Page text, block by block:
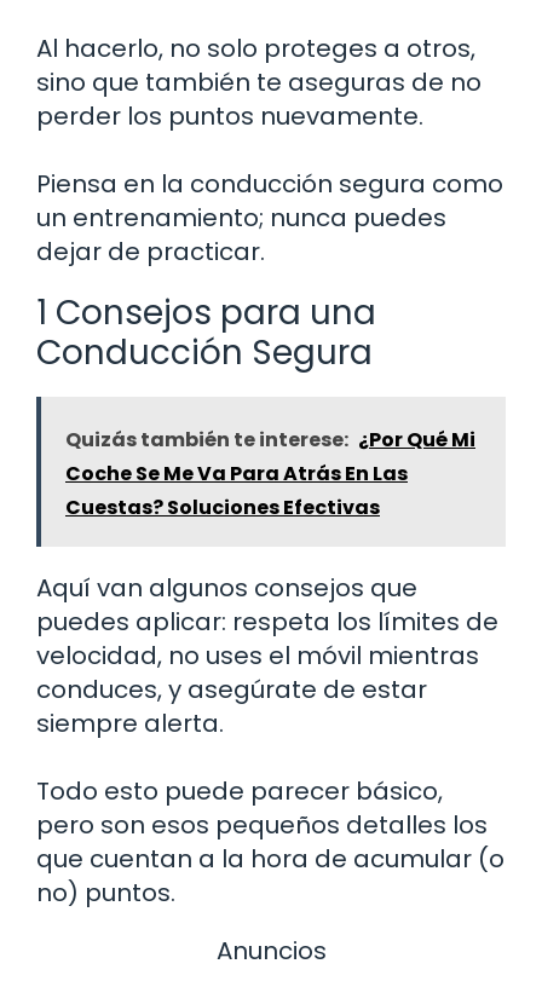
Al hacerlo, no solo proteges a otros,
sino que también te aseguras de no
perder los puntos nuevamente.
Piensa en la conducción segura como
un entrenamiento; nunca puedes
dejar de practicar.
1 Consejos para una
Conducción Segura
Quizás también te interese: ¿Por Qué Mi
Coche Se Me Va Para Atrás En Las
Cuestas? Soluciones Efectivas
Aquí van algunos consejos que
puedes aplicar: respeta los límites de
velocidad, no uses el móvil mientras
conduces, y asegúrate de estar
siempre alerta.
Todo esto puede parecer básico,
pero son esos pequeños detalles los
que cuentan a la hora de acumular (o
no) puntos.
Anuncios